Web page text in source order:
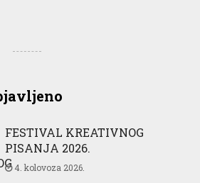
FESTIVAL KREATIVNOG
PISANJA 2026.
4. kolovoza 2026.